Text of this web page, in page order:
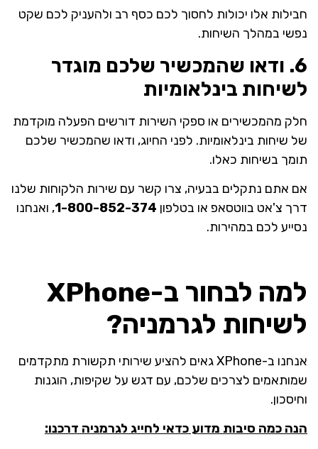
חבילות אלו יכולות לחסוך לכם כסף רב ולהעניק לכם שקט
נפשי במהלך השיחות.
6. ודאו שהמכשיר שלכם מוגדר
לשיחות בינלאומיות
חלק מהמכשירים או ספקי השירות דורשים הפעלה מוקדמת
של שיחות בינלאומיות. לפני החיוג, ודאו שהמכשיר שלכם
תומך בשיחות כאלו.
אם אתם נתקלים בבעיה, צרו קשר עם שירות הלקוחות שלנו
דרך צ'אט בווטסאפ או בטלפון 1-800-852-374, ואנחנו
נסייע לכם במהירות.
למה לבחור ב-XPhone
לשיחות לגרמניה?
אנחנו ב-XPhone גאים להציע שירותי תקשורת מתקדמים
שמותאמים לצרכים שלכם, עם דגש על שקיפות, הוגנות
וחיסכון.
הנה כמה סיבות מדוע כדאי לחייג לגרמניה דרכנו: